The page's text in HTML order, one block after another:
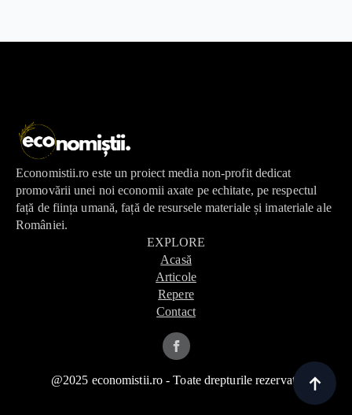
Economistii.ro este un proiect media non-profit dedicat
promovării unei noi economii axate pe echitate, pe respectul
față de ființa umană, față de resursele materiale și imateriale ale
României.
EXPLORE
Acasă
Articole
Repere
Contact
@2025 economistii.ro - Toate drepturile rezervate